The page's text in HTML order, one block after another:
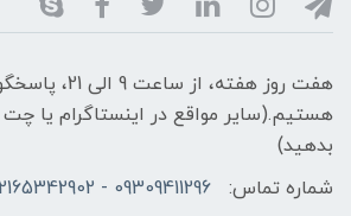
هفت روز هفته، از ساعت
هستیم.(سایر مواقع در اینستاگرام یا چت
بدهید)
شماره تماس:
09309411296 - 02165342902